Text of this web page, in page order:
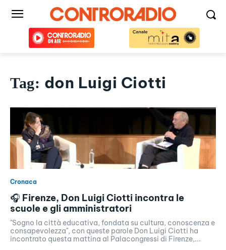
Tag: don Luigi Ciotti
Cronaca
🎧 Firenze, Don Luigi Ciotti incontra le
scuole e gli amministratori
"Sogno la città educativa, fondata su cultura, conoscenza e
consapevolezza", con queste parole Don Luigi Ciotti ha
incontrato questa mattina al Palacongressi di Firenze,...